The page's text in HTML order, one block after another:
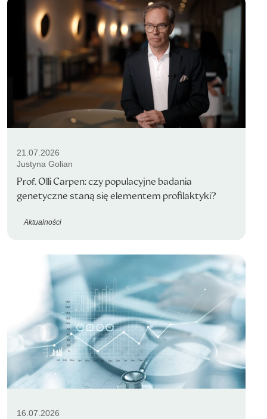
21.07.2026
Justyna Golian
Prof. Olli Carpen: czy populacyjne badania
genetyczne staną się elementem profilaktyki?
Aktualności
16.07.2026